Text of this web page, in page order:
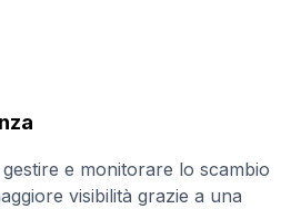
e monitorare lo scambio
visibilità grazie a una